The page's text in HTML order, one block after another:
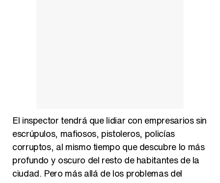
El inspector tendrá que lidiar con empresarios sin
escrúpulos, mafiosos, pistoleros, policías
corruptos, al mismo tiempo que descubre lo más
profundo y oscuro del resto de habitantes de la
ciudad. Pero más allá de los problemas del